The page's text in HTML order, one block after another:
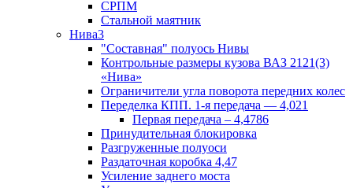
СРПМ
Стальной маятник
Нива3
"Составная" полуось Нивы
Контрольные размеры кузова ВАЗ 2121(3)
«Нива»
Ограничители угла поворота передних колес
Переделка КПП. 1-я передача — 4,021
Первая передача – 4,4786
Принудительная блокировка
Разгруженные полуоси
Раздаточная коробка 4,47
Усиление заднего моста